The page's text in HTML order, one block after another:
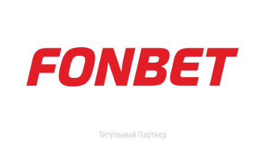
Титульный Партнер